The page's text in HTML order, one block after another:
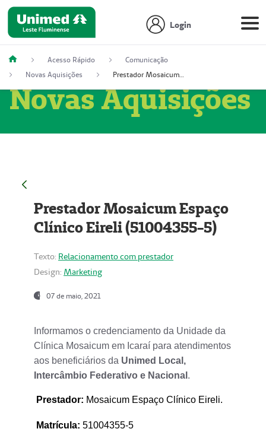
Login
Acesso Rápido
Comunicação
Novas Aquisições
Prestador Mosaicum Espaço Clínico Eireli (51004355-5)
Novas Aquisições
Prestador Mosaicum Espaço
Clínico Eireli (51004355-5)
Texto: Relacionamento com prestador
Design: Marketing
07 de maio, 2021
Informamos o credenciamento da Unidade da
Clínica Mosaicum em Icaraí para atendimentos
aos beneficiários da Unimed Local,
Intercâmbio Federativo e Nacional .
Prestador: Mosaicum Espaço Clínico Eireli.
Matrícula: 51004355-5